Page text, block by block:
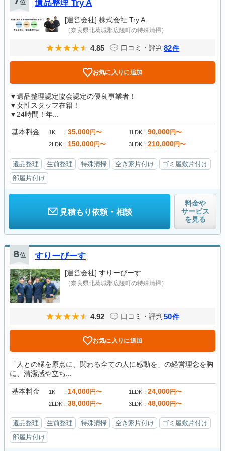
位 遺品整理 Try A
[運営会社] 株式会社 Try A
（奈良県北葛城郡広陵町の特殊清掃）
4.85 口コミ・評判 82件
お気に入りに追加
▼遺品整理認定協会認定の優良事業者！
▼女性スタッフ在籍！
▼24時間！年...
基本料金 1K 35,000円〜 1LDK 90,000円〜
2LDK 150,000円〜 3LDK 210,000円〜
遺品整理 生前整理 特殊清掃 空き家片付け
ゴミ屋敷片付け
部屋片付け
見積もり依頼・相談
料金や
サービス
を見る
8位 すりーぴーす
[運営会社] すりーぴーす
（奈良県北葛城郡広陵町の特殊清掃）
4.92 口コミ・評判 50件
お気に入りに追加
「人との縁を原点に、関わる全ての人に感動を」の経営理念を胸
に、清潔感や立ち...
基本料金 1K 14,000円〜 1LDK 24,000円〜
2LDK 38,000円〜 3LDK 48,000円〜
遺品整理 生前整理 特殊清掃 空き家片付け
ゴミ屋敷片付け
部屋片付け